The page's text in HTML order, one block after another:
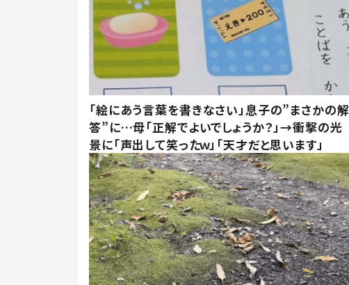
「絵にあう言葉を書きなさい」息子の”まさかの解
答”に…母「正解でよいでしょうか？」→衝撃の光
景に「声出して笑ったｗ」「天才だと思います」